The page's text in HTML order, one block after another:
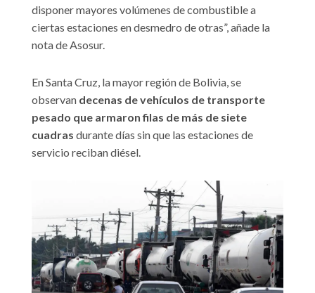
disponer mayores volúmenes de combustible a
ciertas estaciones en desmedro de otras”, añade la
nota de Asosur.
En Santa Cruz, la mayor región de Bolivia, se
observan decenas de vehículos de transporte
pesado que armaron filas de más de siete
cuadras durante días sin que las estaciones de
servicio reciban diésel.